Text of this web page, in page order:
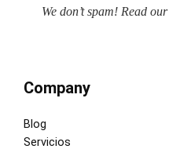
We don’t spam! Read our
Company
Blog
Servicios